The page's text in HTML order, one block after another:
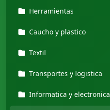
Herramientas
Caucho y plastico
Textil
Transportes y logistica
Informatica y electronica